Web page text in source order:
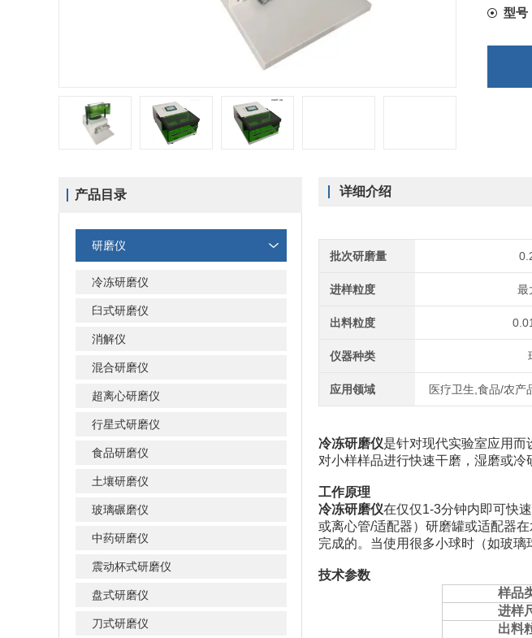
型号
详细介绍
批次研磨量
进样粒度 最
出料粒度
仪器种类
应用领域 医疗卫生,食品/农产
冷冻研磨仪是针对现代实验室应用而
对小样样品进行快速干磨，湿磨或冷
工作原理
冷冻研磨仪在仅仅1-3分钟内即可快
或离心管/适配器）研磨罐或适配器
完成的。当使用很多小球时（如玻璃
技术参数
样品
进样
出料
产品目录
研磨仪
冷冻研磨仪
臼式研磨仪
消解仪
混合研磨仪
超离心研磨仪
行星式研磨仪
食品研磨仪
土壤研磨仪
玻璃碾磨仪
中药研磨仪
震动杯式研磨仪
盘式研磨仪
刀式研磨仪